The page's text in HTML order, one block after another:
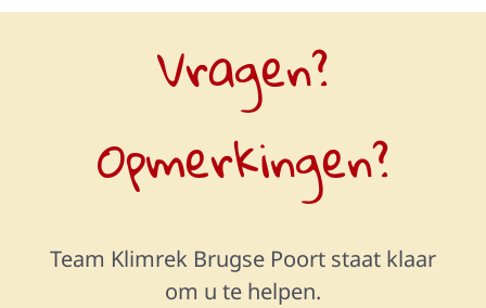
Vragen?
Opmerkingen?
Team Klimrek Brugse Poort staat klaar
om u te helpen.